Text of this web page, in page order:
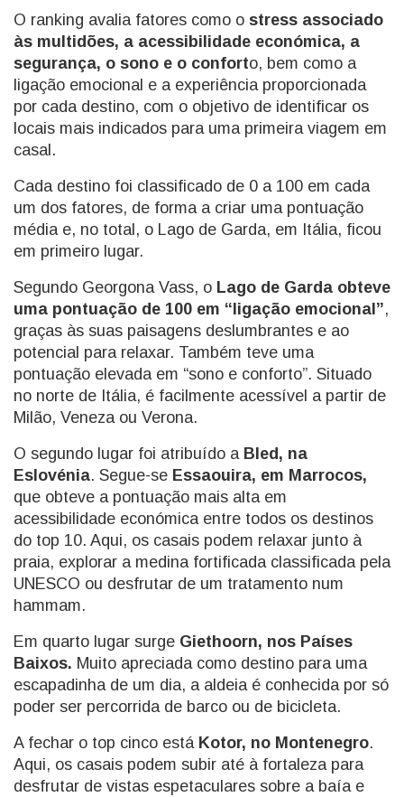
O ranking avalia fatores como o stress associado
às multidões, a acessibilidade económica, a
segurança, o sono e o conforto, bem como a
ligação emocional e a experiência proporcionada
por cada destino, com o objetivo de identificar os
locais mais indicados para uma primeira viagem em
casal.
Cada destino foi classificado de 0 a 100 em cada
um dos fatores, de forma a criar uma pontuação
média e, no total, o Lago de Garda, em Itália, ficou
em primeiro lugar.
Segundo Georgona Vass, o Lago de Garda obteve
uma pontuação de 100 em “ligação emocional”,
graças às suas paisagens deslumbrantes e ao
potencial para relaxar. Também teve uma
pontuação elevada em “sono e conforto”. Situado
no norte de Itália, é facilmente acessível a partir de
Milão, Veneza ou Verona.
O segundo lugar foi atribuído a Bled, na
Eslovénia. Segue-se Essaouira, em Marrocos,
que obteve a pontuação mais alta em
acessibilidade económica entre todos os destinos
do top 10. Aqui, os casais podem relaxar junto à
praia, explorar a medina fortificada classificada pela
UNESCO ou desfrutar de um tratamento num
hammam.
Em quarto lugar surge Giethoorn, nos Países
Baixos. Muito apreciada como destino para uma
escapadinha de um dia, a aldeia é conhecida por só
poder ser percorrida de barco ou de bicicleta.
A fechar o top cinco está Kotor, no Montenegro.
Aqui, os casais podem subir até à fortaleza para
desfrutar de vistas espetaculares sobre a baía e